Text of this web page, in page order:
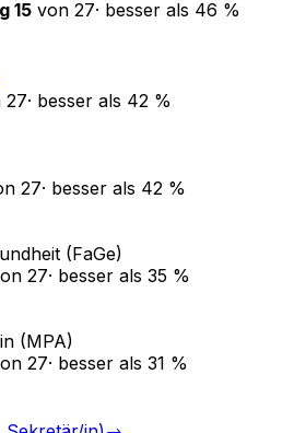
15 von 27· besser als 46 %
27· besser als 42 %
27· besser als 42 %
(FaGe)
27· besser als 35 %
(MPA)
27· besser als 31 %